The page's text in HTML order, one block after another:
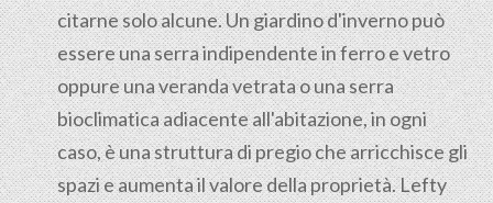
citarne solo alcune. Un giardino d'inverno può
essere una serra indipendente in ferro e vetro
oppure una veranda vetrata o una serra
bioclimatica adiacente all'abitazione, in ogni
caso, è una struttura di pregio che arricchisce gli
spazi e aumenta il valore della proprietà. Lefty